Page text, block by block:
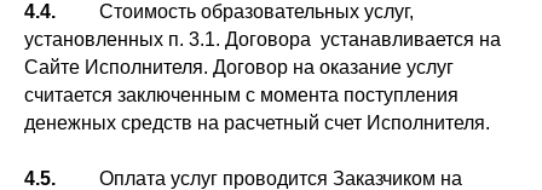
4.4. Стоимость образовательных услуг,
установленных п. 3.1. Договора устанавливается на
Сайте Исполнителя. Договор на оказание услуг
считается заключенным с момента поступления
денежных средств на расчетный счет Исполнителя.
4.5. Оплата услуг проводится Заказчиком на